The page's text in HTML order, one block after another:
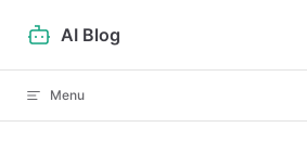
Skip to content
AI Blog
Menu